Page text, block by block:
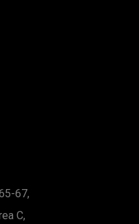
67,
C,